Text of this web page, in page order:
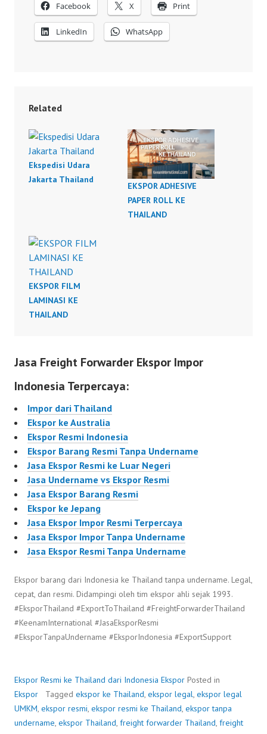
Facebook X Print
LinkedIn WhatsApp
Related
Ekspedisi Udara
Jakarta Thailand
EKSPOR ADHESIVE
PAPER ROLL KE
THAILAND
EKSPOR FILM
LAMINASI KE
THAILAND
Jasa Freight Forwarder Ekspor Impor
Indonesia Terpercaya:
Impor dari Thailand
Ekspor ke Australia
Ekspor Resmi Indonesia
Ekspor Barang Resmi Tanpa Undername
Jasa Ekspor Resmi ke Luar Negeri
Jasa Undername vs Ekspor Resmi
Jasa Ekspor Barang Resmi
Ekspor ke Jepang
Jasa Ekspor Impor Resmi Terpercaya
Jasa Ekspor Impor Tanpa Undername
Jasa Ekspor Resmi Tanpa Undername
Ekspor barang dari Indonesia ke Thailand tanpa undername. Legal,
cepat, dan resmi. Didampingi oleh tim ekspor ahli sejak 1993.
#EksporThailand #ExportToThailand #FreightForwarderThailand
#KeenamInternational #JasaEksporResmi
#EksporTanpaUndername #EksporIndonesia #ExportSupport
Ekspor Resmi ke Thailand dari Indonesia Ekspor Posted in
Ekspor
Tagged ekspor ke Thailand, ekspor legal, ekspor legal
UMKM, ekspor resmi, ekspor resmi ke Thailand, ekspor tanpa
undername, ekspor Thailand, freight forwarder Thailand, freight